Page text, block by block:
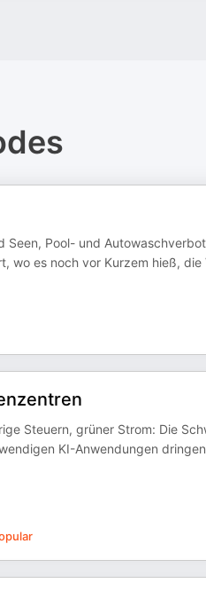
Seen, Pool- und
wo es noch vor Kurzem hieß,
Steuern, grüner Strom: Die
KI-Anwendungen